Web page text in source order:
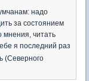
надо
за состоянием
мнения, читать
я последний раз
(Северного